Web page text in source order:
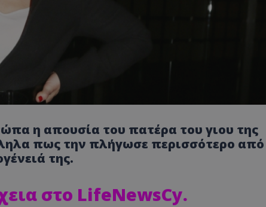
η απουσία του πατέρα του γιου της
πως την πλήγωσε περισσότερο από
της.
στο LifeNewsCy.